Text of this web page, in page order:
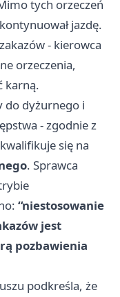
tych orzeczeń
jazdę.
- kierowca
orzeczenia,
karną.
do dyżurnego i
- zgodnie z
się na
. Sprawca
“niestosowanie
jest
pozbawienia
podkreśla, że